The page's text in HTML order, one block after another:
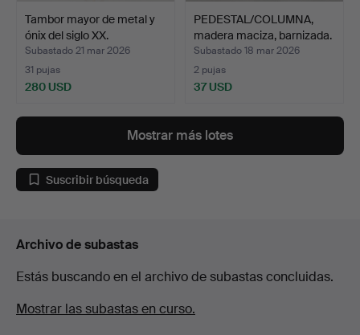
Tambor mayor de metal y
ónix del siglo XX.
Subastado 21 mar 2026
31 pujas
280 USD
PEDESTAL/COLUMNA,
madera maciza, barnizada.
Subastado 18 mar 2026
2 pujas
37 USD
Mostrar más lotes
Suscribir búsqueda
Archivo de subastas
Estás buscando en el archivo de subastas concluidas.
Mostrar las subastas en curso.